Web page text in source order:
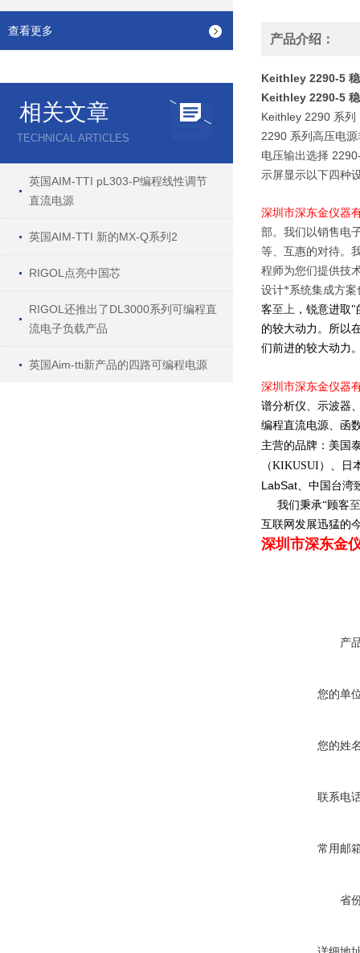
查看更多
相关文章
TECHNICAL ARTICLES
英国AIM-TTI pL303-P编程线性调节
直流电源
英国AIM-TTI 新的MX-Q系列2
RIGOL点亮中国芯
RIGOL还推出了DL3000系列可编程直
流电子负载产品
英国Aim-tti新产品的四路可编程电源
产品介绍：
Keithley 2290-5
Keithley 2290-5
Keithley 2290 系列
2290 系列高压电
电压输出选择
示屏显示以下四种
深圳市深东金仪器
部。我们以销售电
等、互惠的对待。
程师为您们提供技
设计*系统集成方
客至上 ，锐意进取 "
的较大动力。所以
们前进的较大动力
深圳市深东金仪器
谱分析仪、示波器
编程直流电源、函
主营的品牌：美国
（KIKUSUI ）、日
LabSat、中国台湾
我们秉承“顾客
互联网发展迅猛的
深圳市深东金
产
您的单
您的姓
联系电
常用邮
省